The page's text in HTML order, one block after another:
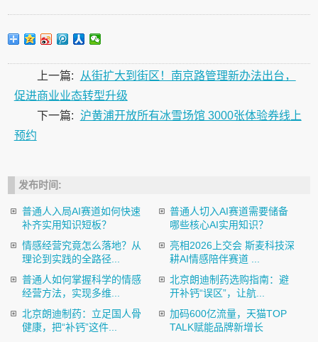
上一篇:
从街扩大到街区！南京路管理新办法出台，
促进商业业态转型升级
下一篇: 沪黄浦开放所有冰雪场馆 3000张体验券线上
预约
发布时间:
普通人入局AI赛道如何快速
补齐实用知识短板？
普通人切入AI赛道需要储备
哪些核心AI实用知识？
情感经营究竟怎么落地？从
理论到实践的全路径...
亮相2026上交会 斯麦科技深
耕AI情感陪伴赛道 ...
普通人如何掌握科学的情感
经营方法，实现多维...
北京朗迪制药选购指南：避
开补钙“误区”，让航...
北京朗迪制药：立足国人骨
健康，把“补钙”这件...
加码600亿流量，天猫TOP
TALK赋能品牌新增长